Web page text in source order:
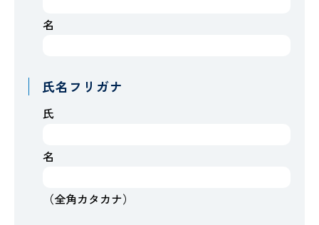
名
氏名フリガナ
氏
名
（全角カタカナ）